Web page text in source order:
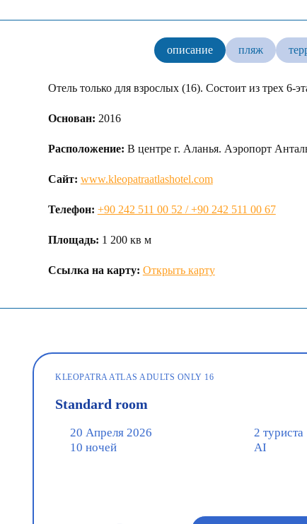
описание пляж
Отель только для взрослых (16). Состоит из трех
Основан: 2016
Расположение: В центре г. Аланья. Аэропорт
Сайт: www.kleopatraatlashotel.com
Телефон: +90 242 511 00 52 / +90 242 511 00 67
Площадь: 1 200 кв м
Ссылка на карту: Открыть карту
KLEOPATRA ATLAS ADULTS ONLY 16
Standard room
20 Апреля 2026
10 ночей
2 туриста
AI